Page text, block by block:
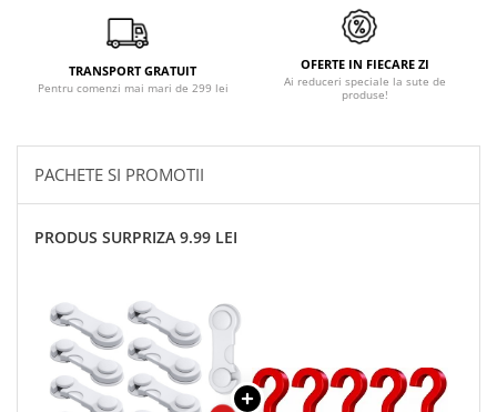
TRANSPORT GRATUIT
Pentru comenzi mai mari de 299 lei
OFERTE IN FIECARE ZI
Ai reduceri speciale la sute de
produse!
PACHETE SI PROMOTII
PRODUS SURPRIZA 9.99 LEI